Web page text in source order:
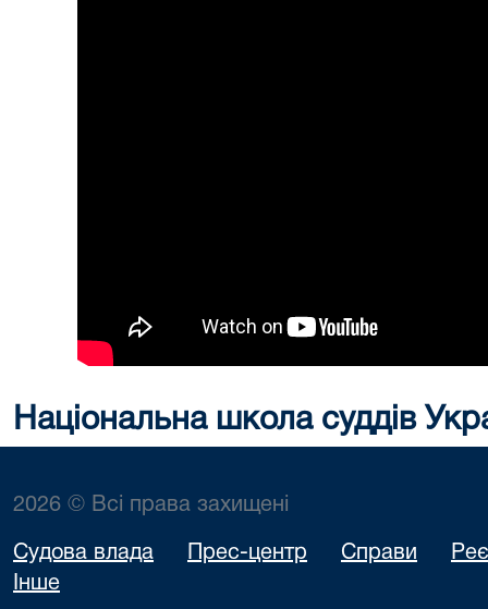
Національна школа суддів
2026 © Всі права захищені
Судова влада Прес-центр Справи
Інше